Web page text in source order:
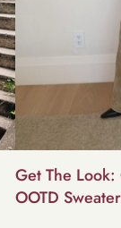
Get The
OOTD